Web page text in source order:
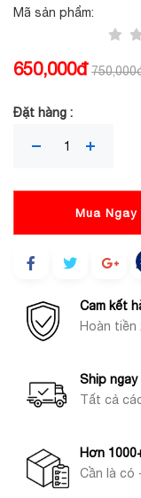
Mã sản phẩm:
650,000đ
Đặt hàng :
Mua Ngay
Cam kết
Hoàn tiền
Ship
Tất cả
Hơn
Cần là có